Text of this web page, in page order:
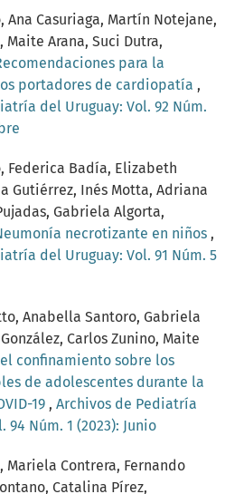
Ana Casuriaga, Martín Notejane,
Maite Arana, Suci Dutra,
para la
portadores de cardiopatía ,
del Uruguay: Vol. 92 Núm.
Federica Badía, Elizabeth
Gutiérrez, Inés Motta, Adriana
Gabriela Algorta,
necrotizante en niños ,
del Uruguay: Vol. 91 Núm. 5
Anabella Santoro, Gabriela
Carlos Zunino, Maite
confinamiento sobre los
de adolescentes durante la
19 , Archivos de Pediatría
94 Núm. 1 (2023): Junio
Mariela Contrera, Fernando
Catalina Pírez,